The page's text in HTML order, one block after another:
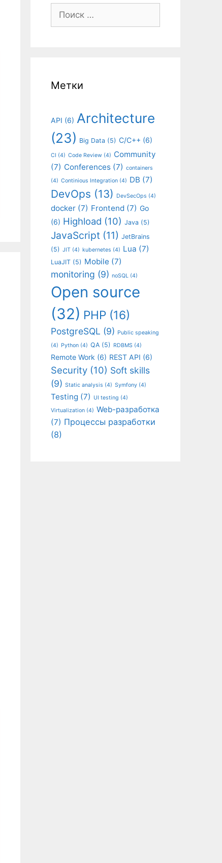
Поиск:
Метки
API (6) Architecture
(23) Big Data (5) C/C++ (6)
CI (4) Code Review (4) Community
(7) Conferences (7) containers
(4) Continious Integration (4) DB (7)
DevOps (13) DevSecOps (4)
docker (7) Frontend (7) Go
(6) Highload (10) Java (5)
JavaScript (11) JetBrains
(5) JIT (4) kubernetes (4) Lua (7)
LuaJIT (5) Mobile (7)
monitoring (9) noSQL (4)
Open source
(32) PHP (16)
PostgreSQL (9) Public speaking
(4) Python (4) QA (5) RDBMS (4)
Remote Work (6) REST API (6)
Security (10) Soft skills
(9) Static analysis (4) Symfony (4)
Testing (7) UI testing (4)
Virtualization (4) Web-разработка
(7) Процессы разработки
(8)